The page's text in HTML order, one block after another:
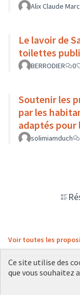
Alix Claude
Le lavoir de
toilettes
BERRODIER 0
Soutenir les
par les
adaptés pour
Sauvegarde
solimiamduch
Voir toutes les
Ce site utilise des
que vous souhaitez